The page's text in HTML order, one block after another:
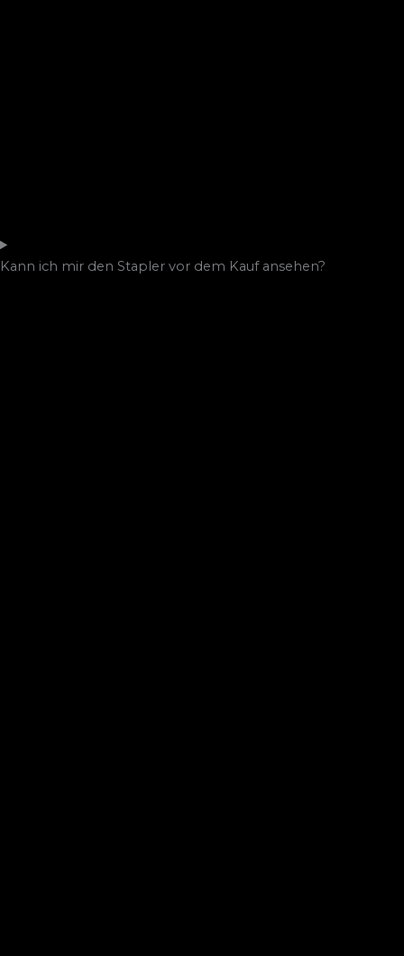
Kann ich mir den Stapler vor dem Kauf ansehen?